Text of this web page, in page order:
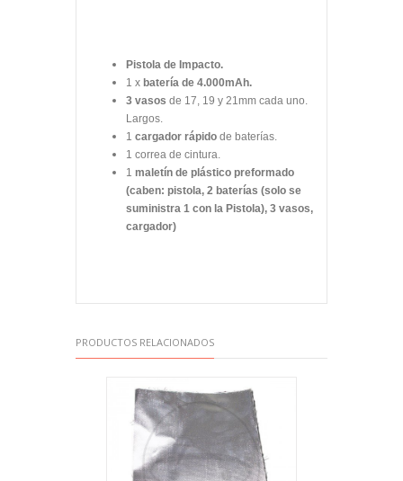
Pistola de Impacto.
1 x batería de 4.000mAh.
3 vasos de 17, 19 y 21mm cada uno.
Largos.
1 cargador rápido de baterías.
1 correa de cintura.
1 maletín de plástico preformado
(caben: pistola, 2 baterías (solo se
suministra 1 con la Pistola), 3 vasos,
cargador)
PRODUCTOS RELACIONADOS